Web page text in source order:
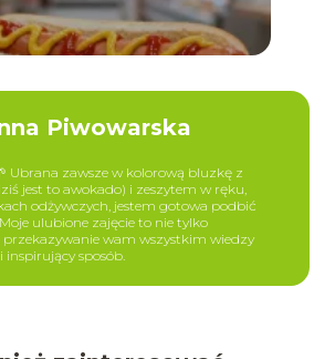
Piwowarska
Ubrana zawsze w kolorową bluzkę z
jest to awokado) i zeszytem w ręku,
odżywczych, jestem gotowa podbić
ulubione zajęcie to nie tylko
przekazywanie wam wszystkim wiedzy
sposób.